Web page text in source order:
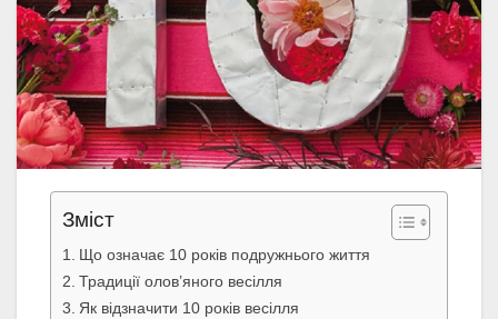
Зміст
Що означає 10 років подружнього життя
Традиції олов’яного весілля
Як відзначити 10 років весілля